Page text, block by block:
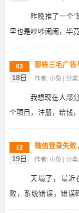
昨晚推了一个
里也是吵吵闹闹，毕
有个管理员是一个80
03
18日
那些三毛广告
作者: 小兔 | 分类:
我想现在大部
个项目，注册，给钱
那的，稍复杂一点就
12
19日
微信登录失败
作者: 小兔 | 分类:
天塌了，最近
败，系统错误，错误
了。有可能是广告商